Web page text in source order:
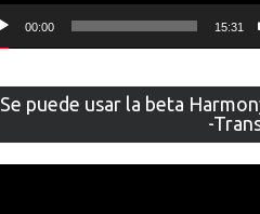
00:00 15:31
Se puede usar la beta
-